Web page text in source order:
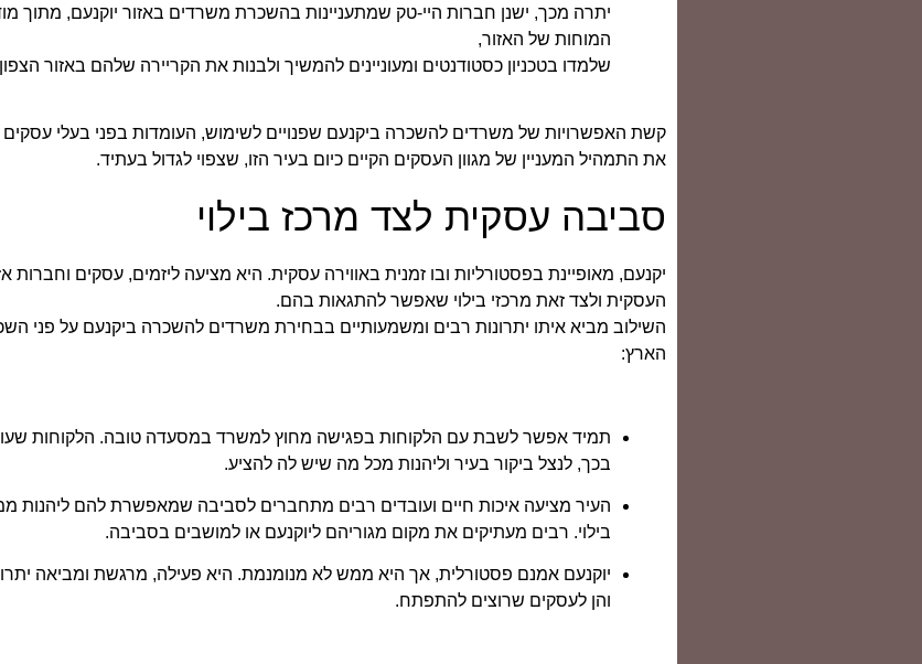
יתרה מכך, ישנן חברות היי-טק שמתעניינות בהשכרת משרדים באזור יוקנעם, מתוך
המוחות של האזור,
שלמדו בטכניון כסטודנטים ומעוניינים להמשיך ולבנות את הקריירה שלהם באזור
קשת האפשרויות של משרדים להשכרה ביקנעם שפנויים לשימוש, העומדות בפני בעלי
את התמהיל המעניין של מגוון העסקים הקיים כיום בעיר הזו, שצפוי לגדול בעתיד.
סביבה עסקית לצד מרכז בילוי
יקנעם, מאופיינת בפסטורליות ובו זמנית באווירה עסקית. היא מציעה ליזמים, עסקים וחברות
העסקית ולצד זאת מרכזי בילוי שאפשר להתגאות בהם.
השילוב מביא איתו יתרונות רבים ומשמעותיים בבחירת משרדים להשכרה ביקנעם על פני
הארץ:
תמיד אפשר לשבת עם הלקוחות בפגישה מחוץ למשרד במסעדה טובה. הלקוחות
בכך, לנצל ביקור בעיר וליהנות מכל מה שיש לה להציע.
העיר מציעה איכות חיים ועובדים רבים מתחברים לסביבה שמאפשרת להם ליהנות
בילוי. רבים מעתיקים את מקום מגוריהם ליוקנעם או למושבים בסביבה.
יוקנעם אמנם פסטורלית, אך היא ממש לא מנומנמת. היא פעילה, מרגשת ומביאה
והן לעסקים שרוצים להתפתח.